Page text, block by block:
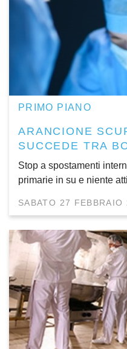
PRIMO PIANO
ARANCIONE
SUCCEDE TRA
Stop a spostamenti
primarie in su e niente
SABATO 27 FEBBRAIO